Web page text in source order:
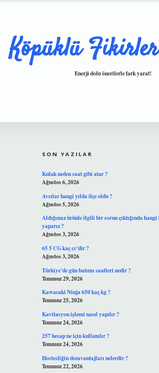
Köpüklü
Enerji dolu önerilerle fark yarat!
SON YAZILAR
Kulak neden saat gibi atar ?
Ağustos 6, 2026
Avcılar hangi yılda ilçe oldu ?
Ağustos 5, 2026
Aldığımız ürünle ilgili bir sorun çıktığında
yaparız ?
Ağustos 3, 2026
65 5 CG kaç cc’dir ?
Ağustos 3, 2026
Türkiye’de gün batımı saatleri nedir ?
Temmuz 29, 2026
Kawasaki Ninja 650 kaç kg ?
Temmuz 25, 2026
Kavitasyon işlemi nasıl yapılır ?
Temmuz 24, 2026
257 hesap ne için kullanılır ?
Temmuz 24, 2026
Hostesliğin dezavantajları nelerdir ?
Temmuz 22, 2026